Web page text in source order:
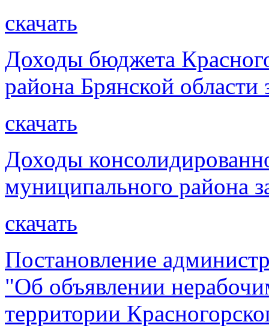
скачать
Доходы бюджета
района Брянской области
скачать
Доходы
муниципального района
скачать
Постановление
"Об объявлении
территории